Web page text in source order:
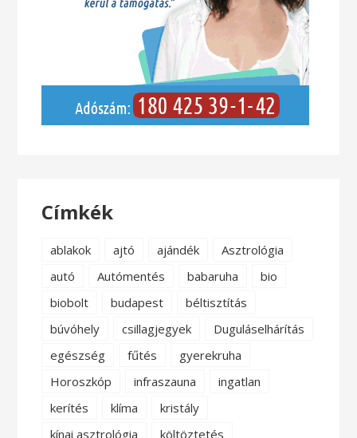
Címkék
ablakok ajtó ajándék
Asztrológia
autó
Autómentés babaruha
bio
biobolt
budapest
béltisztítás
búvóhely
csillagjegyek
Duguláselhárítás
egészség
fűtés
gyerekruha
Horoszkóp
infraszauna
ingatlan
kerítés
klíma
kristály
kínai asztrológia
költöztetés